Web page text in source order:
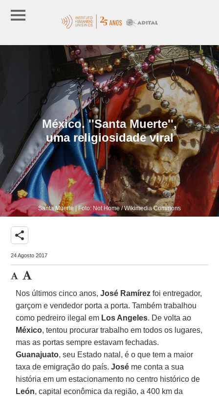
México. ''Santa Muerte'',
uma religiosidade viral
Santa Muerte | Foto: Not Home / Wikimedia Commons
share
24 Agosto 2017
Nos últimos cinco anos,José Ramírez foi entregador,
garçom e vendedor porta a porta. Também trabalhou
como pedreiro ilegal em Los Angeles. De volta ao
México, tentou procurar trabalho em todos os lugares,
mas as portas sempre estavam fechadas.
Guanajuato, seu Estado natal, é o que tem a maior
taxa de emigração do país.José me conta a sua
história em um estacionamento no centro histórico de
León, capital econômica da região, a 400 km da